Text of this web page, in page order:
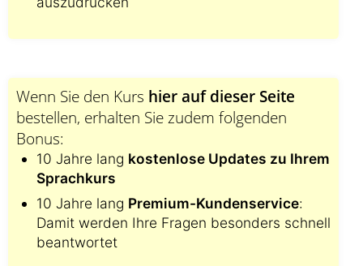
Wenn Sie den Kurs hier auf dieser Seite
bestellen, erhalten Sie zudem folgenden
Bonus:
10 Jahre lang kostenlose Updates zu Ihrem
Sprachkurs
10 Jahre lang Premium-Kundenservice:
Damit werden Ihre Fragen besonders schnell
beantwortet